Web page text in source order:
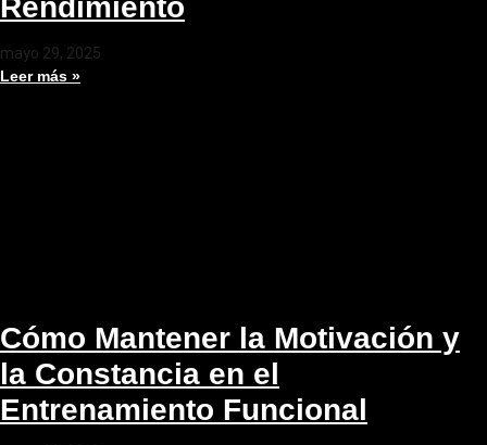
Rendimiento
mayo 29, 2025
Leer más »
Cómo Mantener la Motivación y
la Constancia en el
Entrenamiento Funcional